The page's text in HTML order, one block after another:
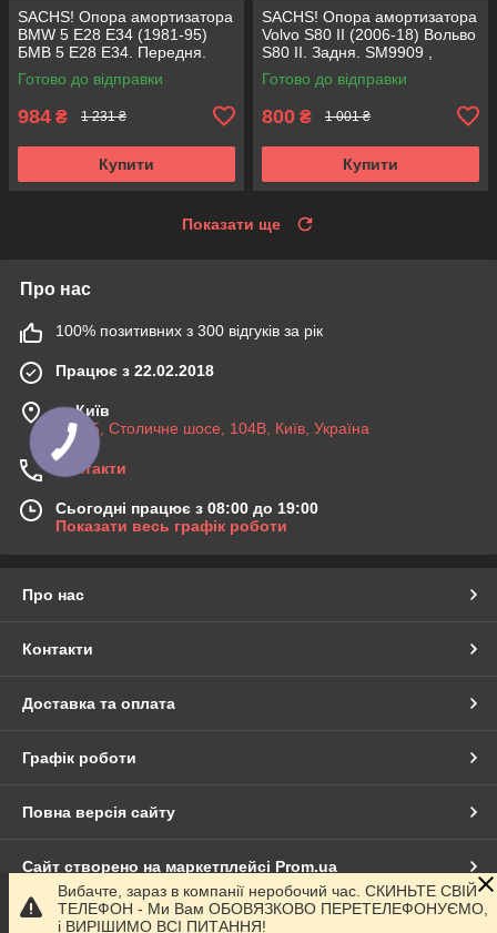
SACHS! Опора амортизатора
BMW 5 E28 E34 (1981-95)
БМВ 5 Е28 Е34. Передня.
SM1000 , 803151 , KB650.00 ,
VKDC35801
Готово до відправки
984 ₴ 1 231 ₴
Купити
SACHS! Опора амортизатора
Volvo S80 II (2006-18) Вольво
S80 II. Задня. SM9909 ,
802416 , KB952.10 ,
VKDA40436
Готово до відправки
800 ₴ 1 001 ₴
Купити
Показати ще
Про нас
100% позитивних з 300 відгуків за рік
Працює з 22.02.2018
м. Київ
03045, Столичне шосе, 104B, Київ, Україна
Контакти
Сьогодні працює з 08:00 до 19:00
Показати весь графік роботи
Про нас
Контакти
Доставка та оплата
Графік роботи
Повна версія сайту
Сайт створено на маркетплейсі Prom.ua
Політика конфіденційності
Вибачте, зараз в компанії неробочий час. СКИНЬТЕ СВІЙ
ТЕЛЕФОН - Ми Вам ОБОВЯЗКОВО ПЕРЕТЕЛЕФОНУЄМО,
і ВИРІШИМО ВСІ ПИТАННЯ!